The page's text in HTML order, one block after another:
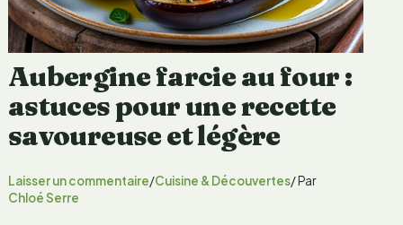
Aubergine farcie au four :
astuces pour une recette
savoureuse et légère
Laisser un commentaire/Cuisine & Découvertes/ Par
Chloé Serre